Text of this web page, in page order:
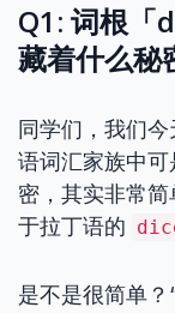
Q1: 词根「
藏着什么秘
同学们，我们
语词汇家族中
密，其实非常
于拉丁语的
是不是很简单？